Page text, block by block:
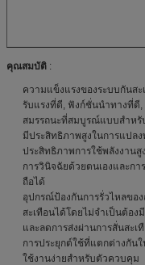
คุณสมบัติ :
ความแข็งแรงของระบบกันสะ
รับแรงที่ดี, ฟังก์ชั่นนำทางที่ดี,
สมรรถนะที่สมบูรณ์แบบสำหรั
มีประสิทธิภาพสูงในการแปล
ประสิทธิภาพการใช้พลังงาน
การวินิจฉัยด้วยตนเองและกา
ถือได้
อุปกรณ์ป้องกันการรั่วไหลขอ
สะเทือนได้โดยไม่จำเป็นต้อง
และลดการส่งผ่านการสั่นสะเ
การประยุกต์ใช้ที่แตกต่างกัน
ใช้งานง่ายสำหรับตัวควบคุม